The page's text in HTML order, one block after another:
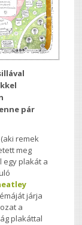
pár
(aki remek
meg
egy plakát a
járja
a
plakáttal